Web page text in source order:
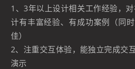
1、3年以上设计相关工作经验，
计有丰富经验、有成功案例（同
佳）
2、注重交互体验，能独立完成交
演示